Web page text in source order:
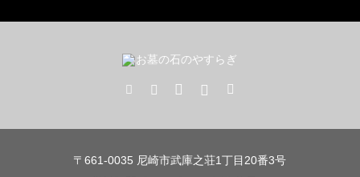
〒661-0035 尼崎市武庫之荘1丁目20番3号